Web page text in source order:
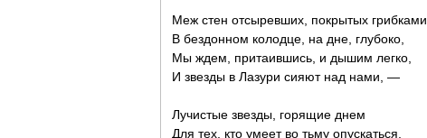
Меж стен отсыревших, покрытых грибками,
В бездонном колодце, на дне, глубоко,
Мы ждем, притаившись, и дышим легко,
И звезды в Лазури сияют над нами, —
Лучистые звезды, горящие днем
Для тех, кто умеет во тьму опускаться,